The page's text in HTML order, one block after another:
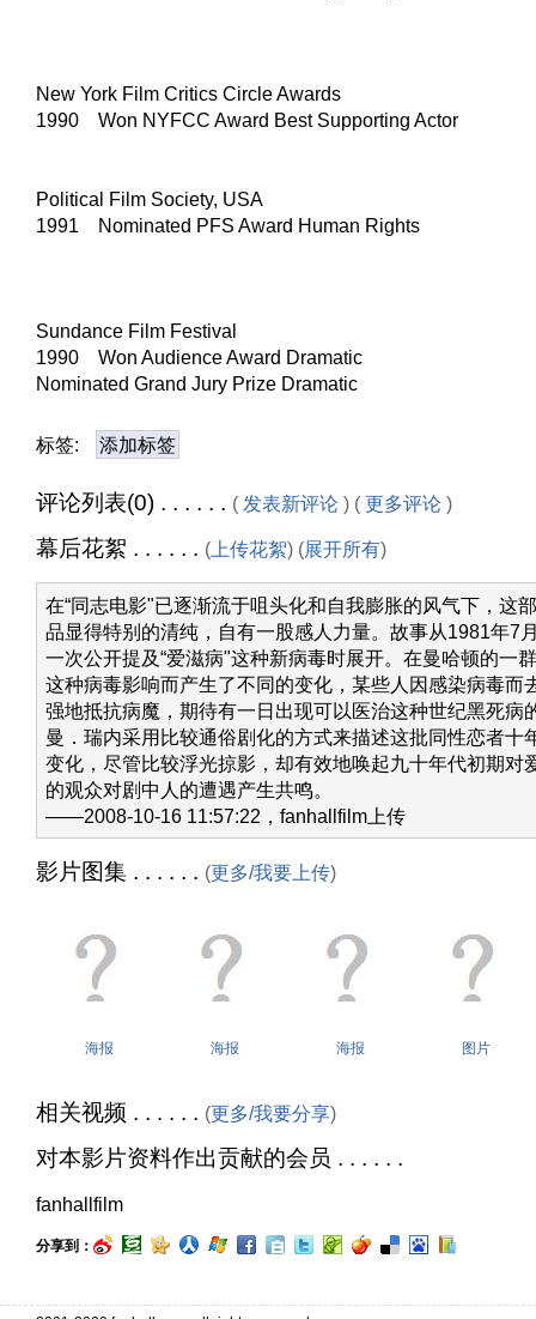
New York Film Critics Circle Awards
1990 Won NYFCC Award Best Supporting Actor
Political Film Society, USA
1991 Nominated PFS Award Human Rights
Sundance Film Festival
1990 Won Audience Award Dramatic
Nominated Grand Jury Prize Dramatic
标签: 添加标签
评论列表(0) . . . . . . ( 发表新评论 ) ( 更多评论 )
幕后花絮 . . . . . . ( 上传花絮) (展开所有)
在“同志电影"已逐渐流于咀头化和自我膨胀的风气下，这
品显得特别的清纯，自有一股感人力量。故事从1981年7
一次公开提及“爱滋病"这种新病毒时展开。在曼哈顿的一
这种病毒影响而产生了不同的变化，某些人因感染病毒而
强地抵抗病魔，期待有一日出现可以医治这种世纪黑死病
曼．瑞内采用比较通俗剧化的方式来描述这批同性恋者十
变化，尽管比较浮光掠影，却有效地唤起九十年代初期对
的观众对剧中人的遭遇产生共鸣。
——2008-10-16 11:57:22，fanhallfilm上传
影片图集 . . . . . . (更多/我要上传)
海报 海报 海报 图片
相关视频 . . . . . . (更多/我要分享)
对本影片资料作出贡献的会员 . . . . . .
fanhallfilm
分享到：